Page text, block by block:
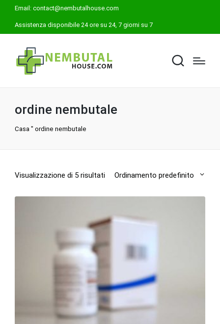
Email: contact@nembutalhouse.com
Assistenza disponibile 24 ore su 24, 7 giorni su 7
ordine nembutale
Casa " ordine nembutale
Visualizzazione di 5 risultati Ordinamento predefinito